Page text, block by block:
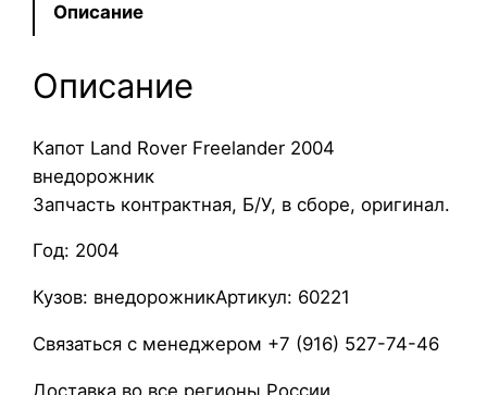
р
К
а
п
т
L
a
n
Описание
Описание
Капот Land Rover Freelander 2004
внедорожник
Запчасть контрактная, Б/У, в сборе, оригинал.
Год: 2004
Кузов: внедорожникАртикул: 60221
Связаться с менеджером +7 (916) 527-74-46
Доставка во все регионы России.